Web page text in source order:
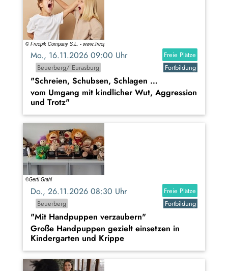
Mo., 16.11.2026 09:00 Uhr
Freie Plätze
Beuerberg/ Eurasburg
Fortbildung
"Schreien, Schubsen, Schlagen …
vom Umgang mit kindlicher Wut, Aggression
und Trotz"
Do., 26.11.2026 08:30 Uhr
Freie Plätze
Beuerberg
Fortbildung
"Mit Handpuppen verzaubern"
Große Handpuppen gezielt einsetzen in
Kindergarten und Krippe